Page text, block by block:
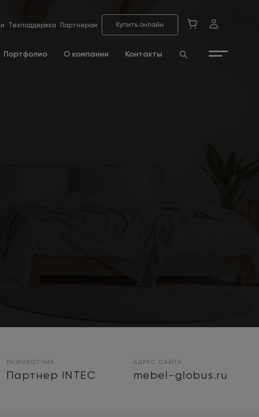
Техподдержка Партнерам Купить онлайн
Портфолио О компании Контакты
РАЗРАБОТЧИК
Партнер INTEC
АДРЕС САЙТА
mebel-globus.ru